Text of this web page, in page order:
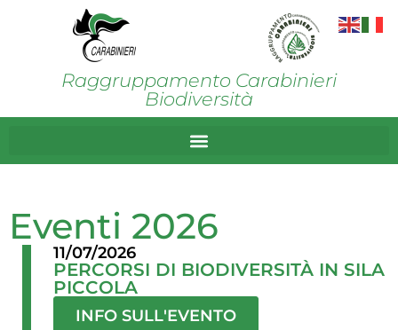
Raggruppamento Carabinieri
Biodiversità
Eventi 2026
11/07/2026
PERCORSI DI BIODIVERSITÀ IN SILA
PICCOLA
INFO SULL'EVENTO